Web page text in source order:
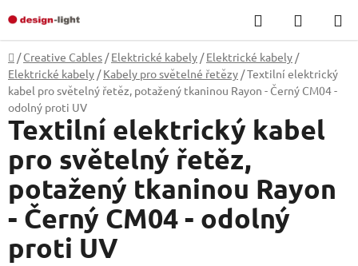
to
content
Search
CART
Home
/ Creative Cables / Elektrické kabely / Elektrické kabely /
Elektrické kabely / Kabely pro světelné řetězy /Textilní elektrický
kabel pro světelný řetěz, potažený tkaninou Rayon - Černý CM04 -
odolný proti UV
Textilní elektrický kabel
pro světelný řetěz,
potažený tkaninou Rayon
- Černý CM04 - odolný
proti UV